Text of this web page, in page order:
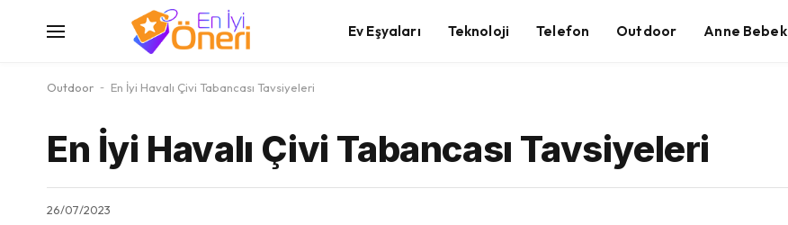
Ev Eşyaları Teknoloji Telefon Outdoor Anne Bebek
Outdoor - En İyi Havalı Çivi Tabancası Tavsiyeleri
En İyi Havalı Çivi Tabancası Tavsiyeleri
26/07/2023